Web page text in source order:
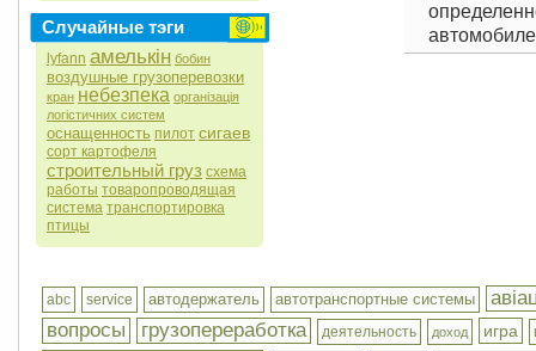
Случайные тэги
lyfann амелькін бобин
воздушные грузоперевозки
кран небезпека організація
логістичних систем
оснащенность пилот сигаев
сорт картофеля
строительный груз схема
работы товаропроводящая
система транспортировка
птицы
abc service автодержатель автотранспортные системы
вопросы
грузопереработка деятельность доход игра